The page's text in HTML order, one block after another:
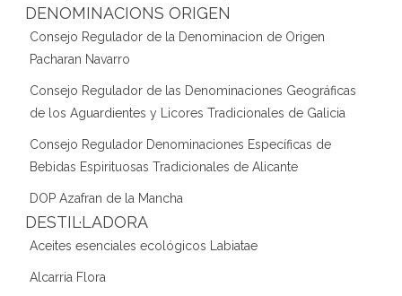
DENOMINACIONS ORIGEN
Consejo Regulador de la Denominacion de Origen
Pacharan Navarro
Consejo Regulador de las Denominaciones Geográficas
de los Aguardientes y Licores Tradicionales de Galicia
Consejo Regulador Denominaciones Específicas de
Bebidas Espirituosas Tradicionales de Alicante
DOP Azafran de la Mancha
DESTIL·LADORA
Aceites esenciales ecológicos Labiatae
Alcarria Flora